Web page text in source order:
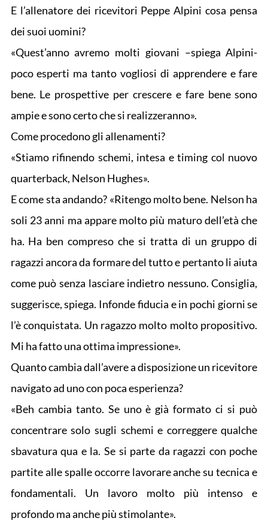
E l’allenatore dei ricevitori Peppe Alpini cosa pensa
dei suoi uomini?
«Quest’anno avremo molti giovani –spiega Alpini-
poco esperti ma tanto vogliosi di apprendere e fare
bene. Le prospettive per crescere e fare bene sono
ampie e sono certo che si realizzeranno».
Come procedono gli allenamenti?
«Stiamo rifinendo schemi, intesa e timing col nuovo
quarterback, Nelson Hughes».
E come sta andando? «Ritengo molto bene. Nelson ha
soli 23 anni ma appare molto più maturo dell’età che
ha. Ha ben compreso che si tratta di un gruppo di
ragazzi ancora da formare del tutto e pertanto li aiuta
come può senza lasciare indietro nessuno. Consiglia,
suggerisce, spiega. Infonde fiducia e in pochi giorni se
l’è conquistata. Un ragazzo molto molto propositivo.
Mi ha fatto una ottima impressione».
Quanto cambia dall’avere a disposizione un ricevitore
navigato ad uno con poca esperienza?
«Beh cambia tanto. Se uno è già formato ci si può
concentrare solo sugli schemi e correggere qualche
sbavatura qua e la. Se si parte da ragazzi con poche
partite alle spalle occorre lavorare anche su tecnica e
fondamentali. Un lavoro molto più intenso e
profondo ma anche più stimolante».